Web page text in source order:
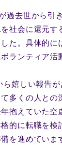
過去世から引
社会に還元す
た。具体的に
ランティア活
嬉しい報告
多くの人との
抱えていた空
的に転職を検
を進めていま